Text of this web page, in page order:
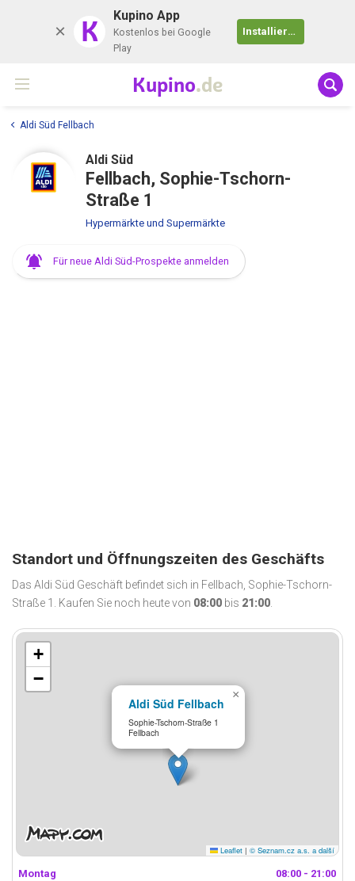
K Kupino App
Kostenlos bei Google
Play
Installieren
Kupino.de
Aldi Süd Fellbach
Aldi Süd
Fellbach, Sophie-Tschorn-
Straße 1
Hypermärkte und Supermärkte
Für neue Aldi Süd-Prospekte anmelden
Standort und Öffnungszeiten des Geschäfts
Das Aldi Süd Geschäft befindet sich in Fellbach, Sophie-Tschorn-
Straße 1. Kaufen Sie noch heute von 08:00 bis 21:00.
Aldi Süd Fellbach
Sophie-Tschorn-Straße 1
Fellbach
×
+
−
Leaflet | © Seznam.cz a.s. a další
Montag
08:00 - 21:00